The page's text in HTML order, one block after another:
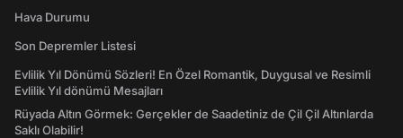
Hava Durumu
Son Depremler Listesi
Evlilik Yıl Dönümü Sözleri! En Özel Romantik, Duygusal ve Resimli
Evlilik Yıl dönümü Mesajları
Rüyada Altın Görmek: Gerçekler de Saadetiniz de Çil Çil Altınlarda
Saklı Olabilir!